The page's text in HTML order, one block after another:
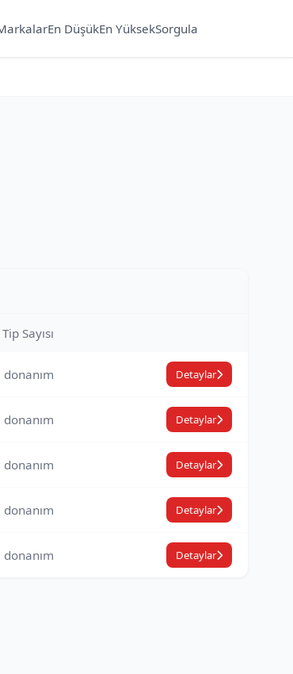
En DüşükEn YüksekSorgula
Tip Sayısı
donanım Detaylar
donanım Detaylar
donanım Detaylar
donanım Detaylar
donanım Detaylar